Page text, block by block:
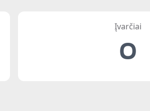
Įvarčiai
0